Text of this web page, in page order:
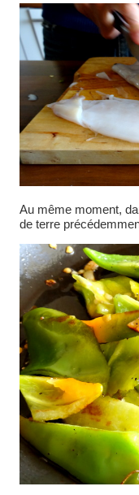
Au même moment,
de terre